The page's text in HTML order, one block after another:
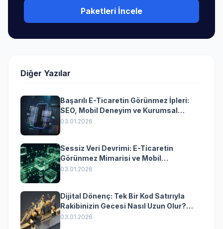
Paketleri İncele
Diğer Yazılar
Başarılı E-Ticaretin Görünmez İpleri:
SEO, Mobil Deneyim ve Kurumsal
Yazılımın Kazandıran Senkronizasyonu
03.01.2026
Sessiz Veri Devrimi: E-Ticaretin
Görünmez Mimarisi ve Mobil
Dönüşümün Kurumsal Anahtarı
03.01.2026
Dijital Dönenç: Tek Bir Kod Satırıyla
Rakibinizin Gecesi Nasıl Uzun Olur?
(Kurumsal Yazılımın Güçlü Rolü)
03.01.2026